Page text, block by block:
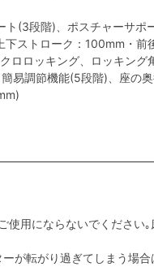
(3段階)、ポスチャーサポ
ストローク：100mm・前
ロロッキング、ロッキング
易調節機能(5段階)、座の
使用にならないでください｡
が転がり過ぎてしまう場合